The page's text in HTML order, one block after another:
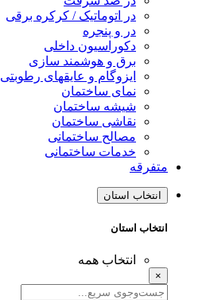
در اتوماتیک / کرکره برقی
در و پنجره
دکوراسیون داخلی
برق و هوشمند سازی
ایزوگام و عایقهای رطوبتی
نمای ساختمان
شیشه ساختمان
نقاشی ساختمان
مصالح ساختمانی
خدمات ساختمانی
متفرقه
انتخاب استان
انتخاب استان
انتخاب همه
×